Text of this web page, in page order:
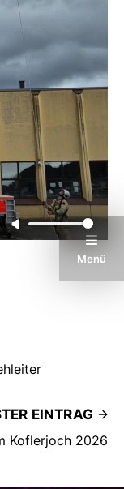
Menü
EINTRAG
Koflerjoch 2026